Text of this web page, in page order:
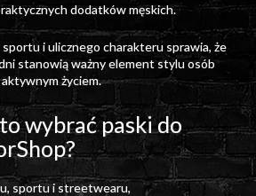
dodatków męskich.
i ulicznego charakteru sprawia, że
stanowią ważny element stylu osób
życiem.
wybrać paski do
sportu i streetwearu,